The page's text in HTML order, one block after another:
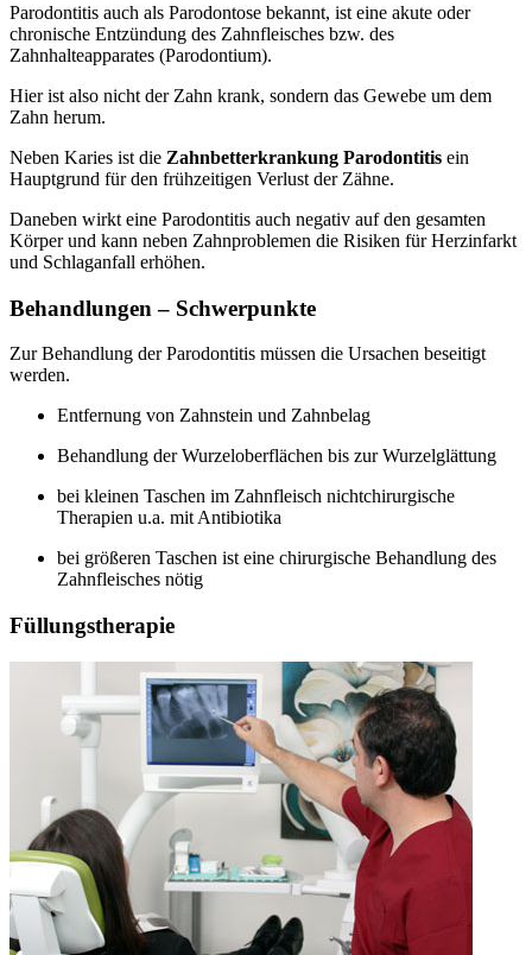
Parodontitis auch als Parodontose bekannt, ist eine akute oder
chronische Entzündung des Zahnfleisches bzw. des
Zahnhalteapparates (Parodontium).
Hier ist also nicht der Zahn krank, sondern das Gewebe um dem
Zahn herum.
Neben Karies ist die Zahnbetterkrankung Parodontitis ein
Hauptgrund für den frühzeitigen Verlust der Zähne.
Daneben wirkt eine Parodontitis auch negativ auf den gesamten
Körper und kann neben Zahnproblemen die Risiken für Herzinfarkt
und Schlaganfall erhöhen.
Behandlungen – Schwerpunkte
Zur Behandlung der Parodontitis müssen die Ursachen beseitigt
werden.
Entfernung von Zahnstein und Zahnbelag
Behandlung der Wurzeloberflächen bis zur Wurzelglättung
bei kleinen Taschen im Zahnfleisch nichtchirurgische
Therapien u.a. mit Antibiotika
bei größeren Taschen ist eine chirurgische Behandlung des
Zahnfleisches nötig
Füllungstherapie